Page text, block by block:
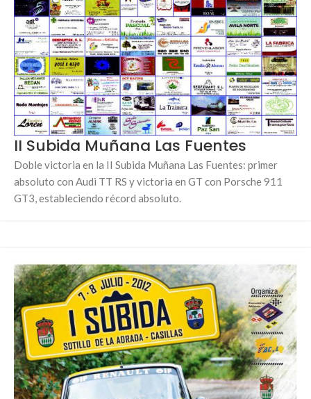
II Subida Muñana Las Fuentes
Doble victoria en la II Subida Muñana Las Fuentes: primer
absoluto con Audi TT RS y victoria en GT con Porsche 911
GT3, estableciendo récord absoluto.